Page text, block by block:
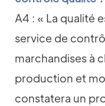
A4 : « La qualité
service de
marchandises à
production et
constatera un